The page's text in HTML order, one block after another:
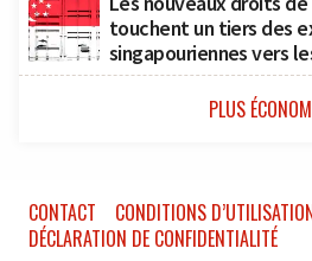
touchent un tiers des
singapouriennes vers
PLUS
CONTACT
CONDITIONS
DÉCLARATION DE CONFIDENTIALITÉ